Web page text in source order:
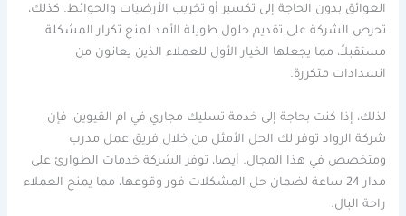
العوائق بدون الحاجة إلى تكسير أو تخريب الأرضيات والحوائط. كذلك،
تحرص الشركة على تقديم حلول طويلة الأمد لمنع تكرار المشكلة
مستقبلاً، مما يجعلها الخيار الأول للعملاء الذين يعانون من
انسدادات متكررة.
لذلك، إذا كنت بحاجة إلى خدمة تسليك مجاري في ام القيوين، فإن
شركة الرواد توفر لك الحل الأمثل من خلال فريق عمل مدرب
ومتخصص في هذا المجال. أيضا، توفر الشركة خدمات الطوارئ على
مدار 24 ساعة لضمان حل المشكلات فور وقوعها، مما يمنح العملاء
راحة البال.